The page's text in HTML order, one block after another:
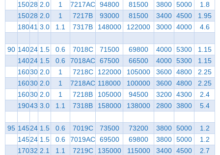
15028 2.0 1 7217AC 94800 81500 3800 5000
1.8
15028 2.0 1 7217B 93000 81500 3400 4500
1.95
18041 3.0 1.1 7317B 148000 122000 3000 4000 4.6
90 14024 1.5 0.6 7018C 71500 69800 4000 5300
1.15
14024 1.5 0.6 7018AC 67500 66500 4000 5300
1.15
16030 2.0 1 7218C 122000 105000 3600 4800
2.25
16030 2.0 1 7218AC 118000 100000 3600 4800
2.25
16030 2.0 1 7218B 105000 94500 3200 4300
2.4
19043 3.0 1.1 7318B 158000 138000 2800 3800 5.4
95 14524 1.5 0.6 7019C 73500 73200 3800 5000
1.2
14524 1.5 0.6 7019AC 69500 69800 3800 5000
1.2
17032 2.1 1.1 7219C 135000 115000 3400 4500
2.7